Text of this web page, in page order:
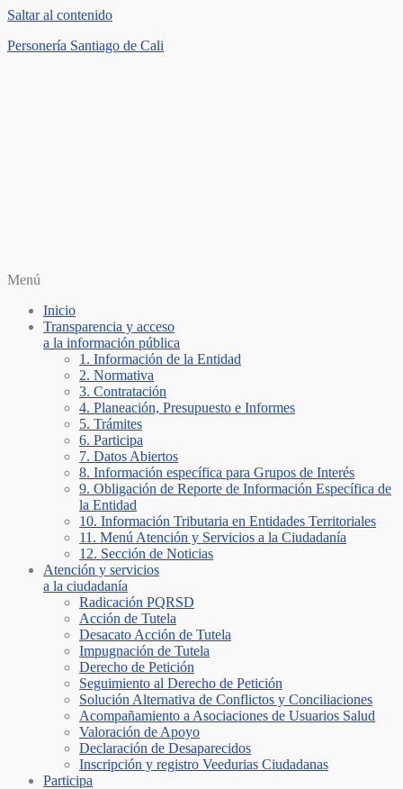
Saltar al contenido
Personería Santiago de Cali
Menú
Inicio
Transparencia y acceso
a la información pública
1. Información de la Entidad
2. Normativa
3. Contratación
4. Planeación, Presupuesto e Informes
5. Trámites
6. Participa
7. Datos Abiertos
8. Información específica para Grupos de Interés
9. Obligación de Reporte de Información Específica de
la Entidad
10. Información Tributaria en Entidades Territoriales
11. Menú Atención y Servicios a la Ciudadanía
12. Sección de Noticias
Atención y servicios
a la ciudadanía
Radicación PQRSD
Acción de Tutela
Desacato Acción de Tutela
Impugnación de Tutela
Derecho de Petición
Seguimiento al Derecho de Petición
Solución Alternativa de Conflictos y Conciliaciones
Acompañamiento a Asociaciones de Usuarios Salud
Valoración de Apoyo
Declaración de Desaparecidos
Inscripción y registro Veedurias Ciudadanas
Participa